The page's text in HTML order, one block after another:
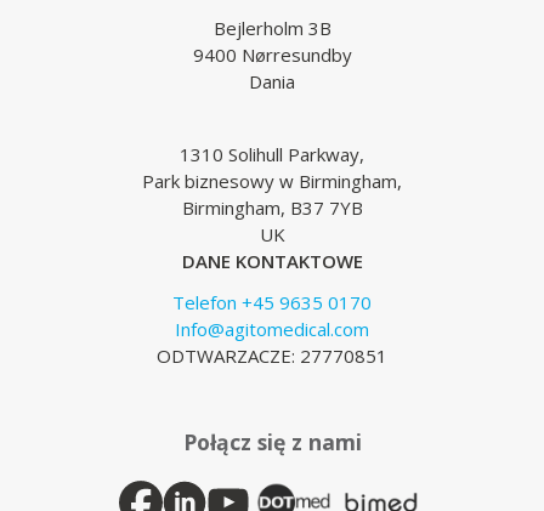
Bejlerholm 3B
9400 Nørresundby
Dania
1310 Solihull Parkway,
Park biznesowy w Birmingham,
Birmingham, B37 7YB
UK
DANE KONTAKTOWE
Telefon +45 9635 0170
Info@agitomedical.com
ODTWARZACZE: 27770851
Połącz się z nami